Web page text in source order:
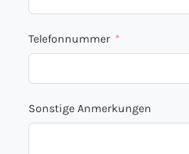
Telefonnummer
Sonstige Anmerkungen